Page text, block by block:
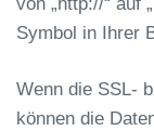
Symbol in Ihrer
Wenn die SSL-
können die